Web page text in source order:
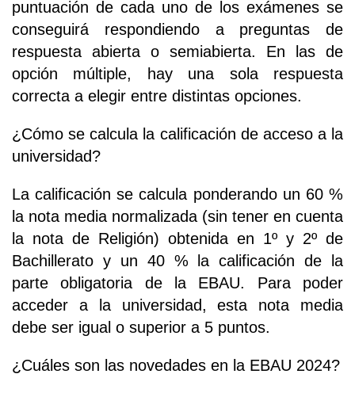
puntuación de cada uno de los exámenes se
conseguirá respondiendo a preguntas de
respuesta abierta o semiabierta. En las de
opción múltiple, hay una sola respuesta
correcta a elegir entre distintas opciones.
¿Cómo se calcula la calificación de acceso a la
universidad?
La calificación se calcula ponderando un 60 %
la nota media normalizada (sin tener en cuenta
la nota de Religión) obtenida en 1º y 2º de
Bachillerato y un 40 % la calificación de la
parte obligatoria de la EBAU. Para poder
acceder a la universidad, esta nota media
debe ser igual o superior a 5 puntos.
¿Cuáles son las novedades en la EBAU 2024?